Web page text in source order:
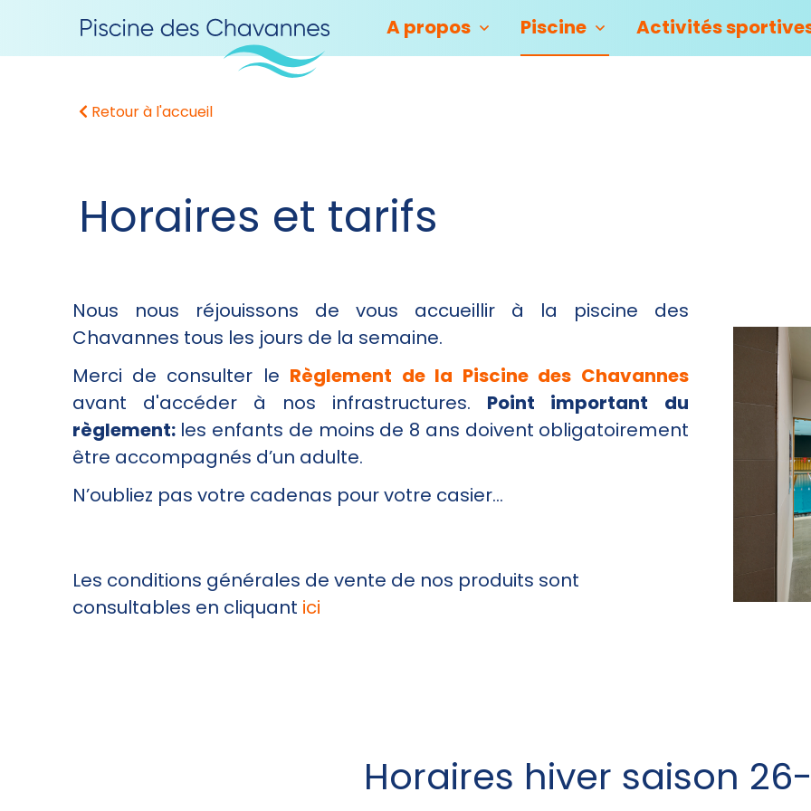
A propos Piscine Activités
Retour à l'accueil
Horaires et tarifs
Nous nous réjouissons de vous accueillir à la piscine des
Chavannes tous les jours de la semaine.
Merci de consulter le Règlement de la Piscine des Chavannes
avant d'accéder à nos infrastructures. Point important du
règlement:les enfants de moins de 8 ans doivent obligatoirement
être accompagnés d’un adulte.
N’oubliez pas votre cadenas pour votre casier…
Les conditions générales de vente de nos produits sont
consultables en cliquant ici
Horaires hiver saison